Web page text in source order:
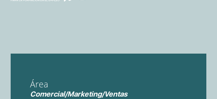
Área
Comercial/Marketing/Ventas